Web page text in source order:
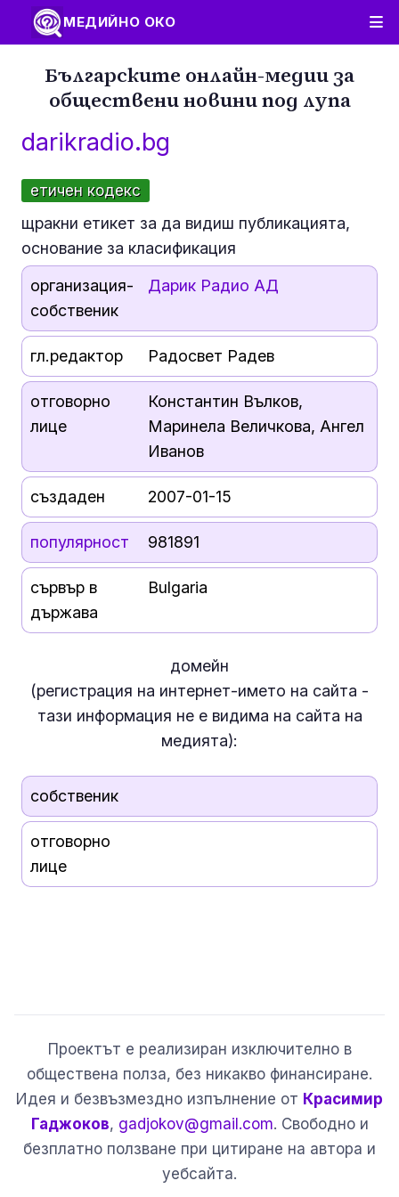
МЕДИЙНО ОКО
Българските онлайн-медии за
обществени новини под лупа
darikradio.bg
етичен кодекс
щракни етикет за да видиш публикацията,
основание за класификация
организация-
собственик
Дарик Радио АД
гл.редактор Радосвет Радев
отговорно
лице
Константин Вълков,
Маринела Величкова, Ангел
Иванов
създаден 2007-01-15
популярност 981891
сървър в
държава
Bulgaria
домейн
(регистрация на интернет-името на сайта -
тази информация не евидима на сайта на
медията):
собственик
отговорно
лице
Проектът е реализиран изключително в
обществена полза, без никакво финансиране.
Идея и безвъзмездно изпълнение от Красимир
Гаджоков, gadjokov@gmail.com. Свободно и
безплатно ползване при цитиране на автора и
уебсайта.